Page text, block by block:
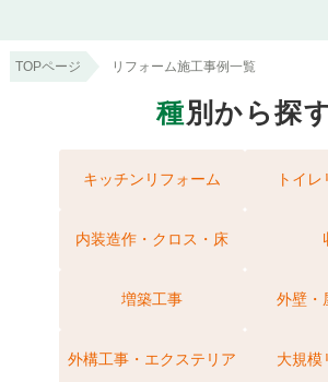
TOPページ リフォーム施工事例一覧
種別から探
キッチンリフォーム トイ
内装造作・クロス・床
増築工事 外壁・
外構工事・エクステリア 大規模